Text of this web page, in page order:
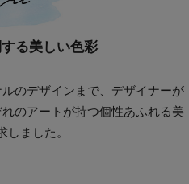
る美しい色彩
のデザインまで、デザイナーが
のアートが持つ個性あふれる美
しました。